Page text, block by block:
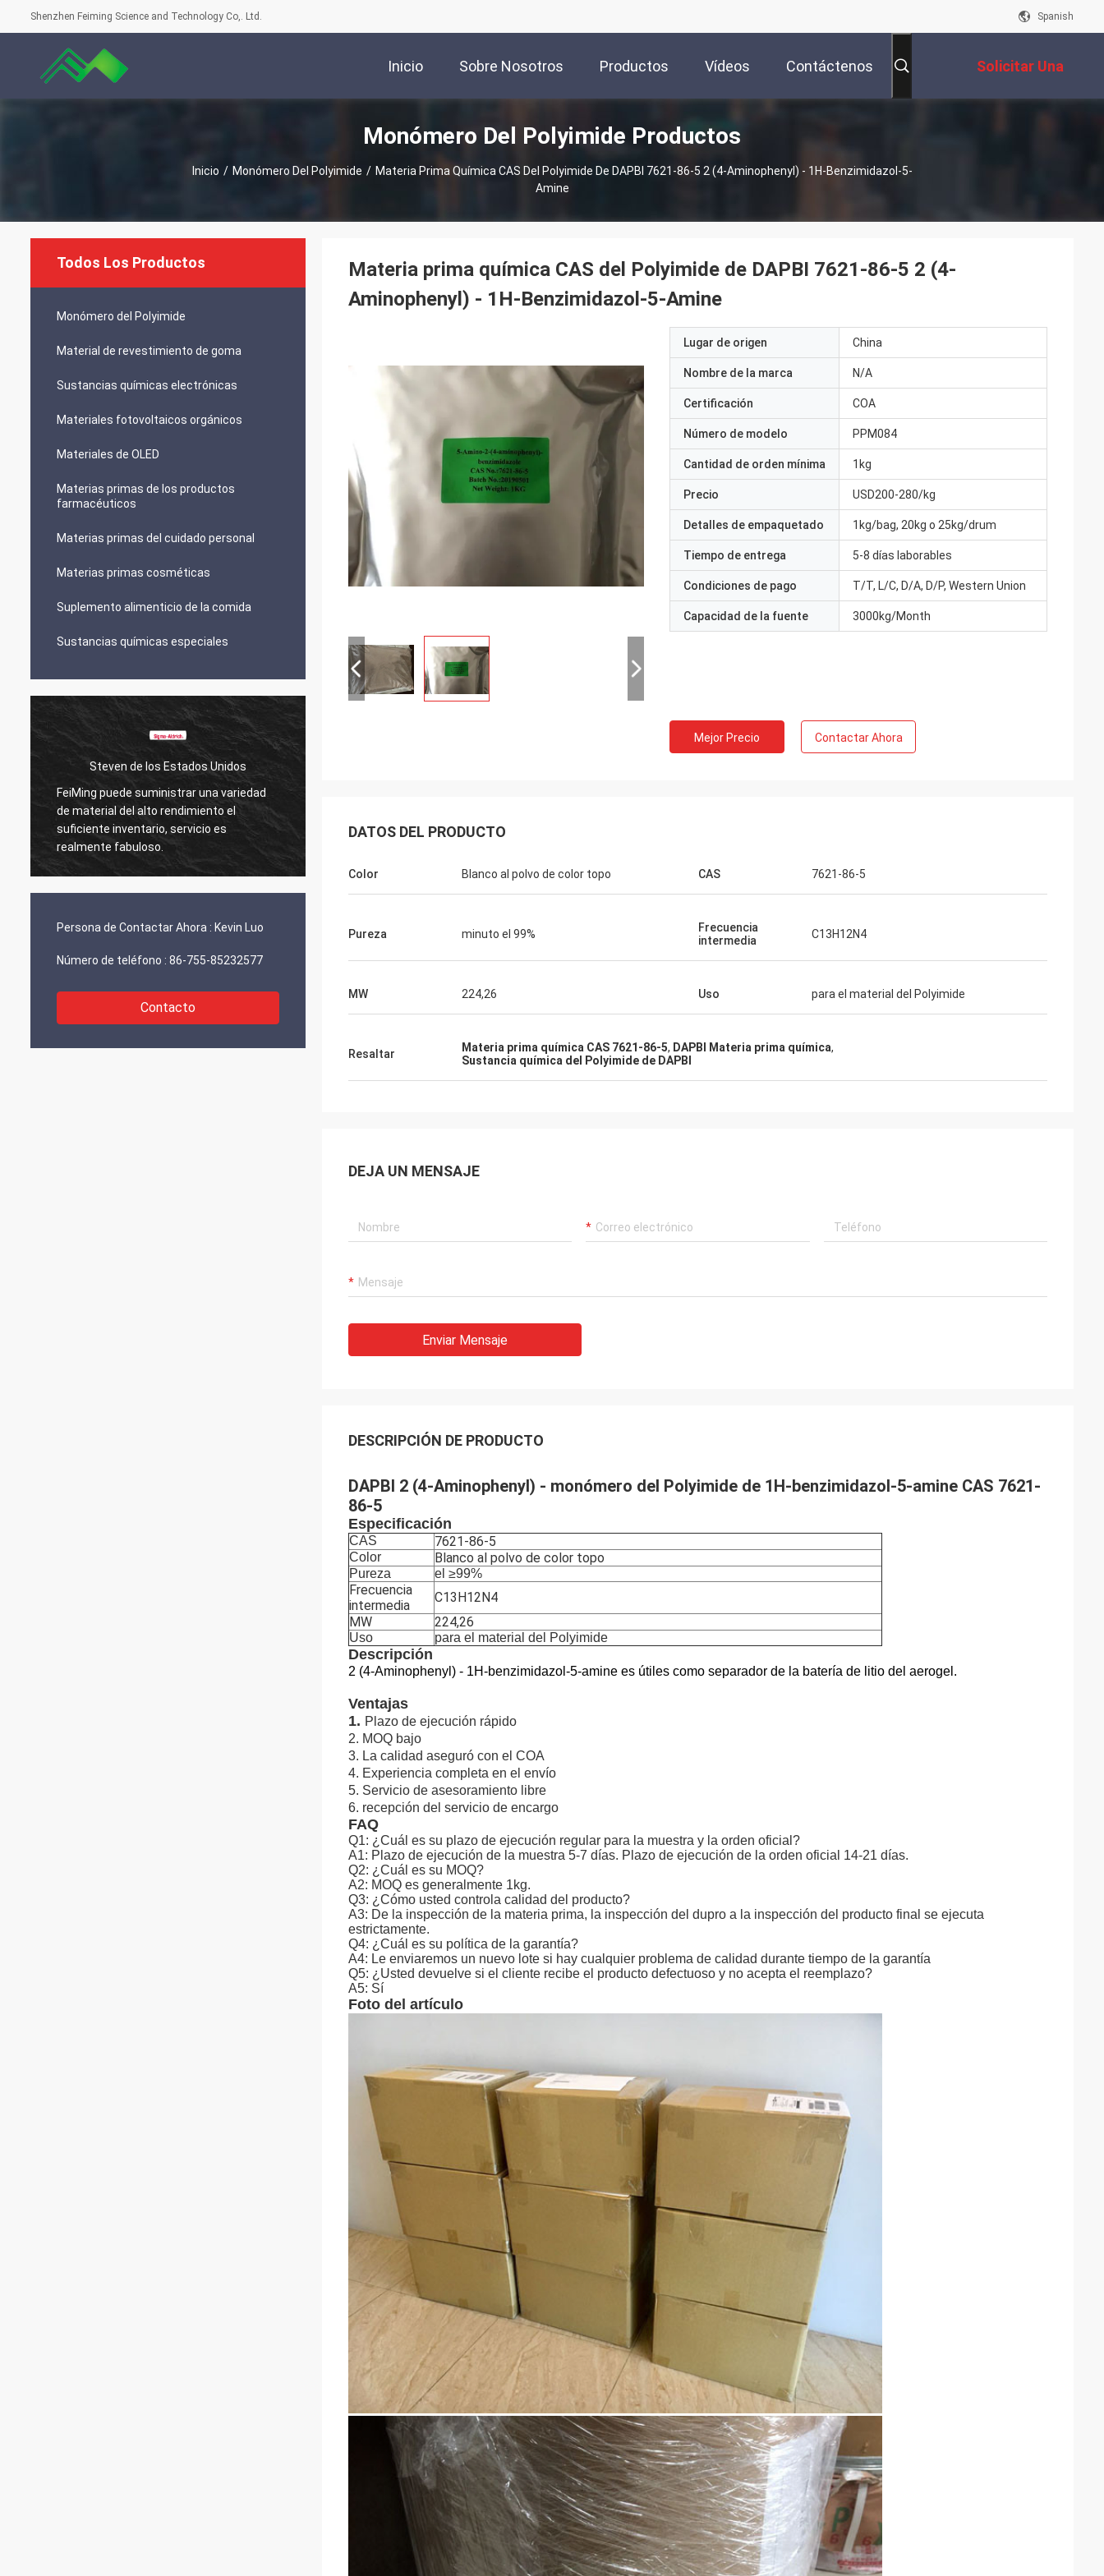
Shenzhen Feiming Science and Technology Co,. Ltd. Spanish
Inicio Sobre Nosotros Productos Vídeos Contáctenos Solicitar Una
Cotización
Monómero Del Polyimide Productos
Inicio / Monómero Del Polyimide / Materia Prima Química CAS Del Polyimide De DAPBI 7621-86-5 2 (4-Aminophenyl) - 1H-Benzimidazol-5-
Amine
Todos Los Productos
Monómero del Polyimide
Material de revestimiento de goma
Sustancias químicas electrónicas
Materiales fotovoltaicos orgánicos
Materiales de OLED
Materias primas de los productos
farmacéuticos
Materias primas del cuidado personal
Materias primas cosméticas
Suplemento alimenticio de la comida
Sustancias químicas especiales
Steven de los Estados Unidos
FeiMing puede suministrar una variedad
de material del alto rendimiento el
suficiente inventario, servicio es
realmente fabuloso.
compartiré directamente con ustedes.
Persona de Contactar Ahora : Kevin Luo
Número de teléfono : 86-755-85232577
Contacto
Materia prima química CAS del Polyimide de DAPBI 7621-86-5 2 (4-
Aminophenyl) - 1H-Benzimidazol-5-Amine
Lugar de origen China
Nombre de la marca N/A
Certificación COA
Número de modelo PPM084
Cantidad de orden mínima 1kg
Precio USD200-280/kg
Detalles de empaquetado 1kg/bag, 20kg o 25kg/drum
Tiempo de entrega 5-8 días laborables
Condiciones de pago T/T, L/C, D/A, D/P, Western Union
Capacidad de la fuente 3000kg/Month
Mejor Precio Contactar Ahora
DATOS DEL PRODUCTO
Color Blanco al polvo de color topo CAS 7621-86-5
Pureza minuto el 99%
Frecuencia
intermedia
C13H12N4
MW 224,26 Uso para el material del Polyimide
Resaltar Materia prima química CAS 7621-86-5, DAPBI Materia prima química,
Sustancia química del Polyimide de DAPBI
DEJA UN MENSAJE
Enviar Mensaje
DESCRIPCIÓN DE PRODUCTO
DAPBI 2 (4-Aminophenyl) - monómero del Polyimide de 1H-benzimidazol-5-amine CAS 7621-
86-5
Especificación
CAS 7621-86-5
Color Blanco al polvo de color topo
Pureza el ≥99%
Frecuencia
intermedia
C13H12N4
MW
224,26
Uso para el material del Polyimide
Descripción
2 (4-Aminophenyl) - 1H-benzimidazol-5-amine es útiles como separador de la batería de litio del aerogel.
Ventajas
1. Plazo de ejecución rápido
2. MOQ bajo
3. La calidad aseguró con el COA
4. Experiencia completa en el envío
5. Servicio de asesoramiento libre
6. recepción del servicio de encargo
FAQ
Q1: ¿Cuál es su plazo de ejecución regular para la muestra y la orden oficial?
A1: Plazo de ejecución de la muestra 5-7 días. Plazo de ejecución de la orden oficial 14-21 días.
Q2: ¿Cuál es su MOQ?
A2: MOQ es generalmente 1kg.
Q3: ¿Cómo usted controla calidad del producto?
A3: De la inspección de la materia prima, la inspección del dupro a la inspección del producto final se ejecuta
estrictamente.
Q4: ¿Cuál es su política de la garantía?
A4: Le enviaremos un nuevo lote si hay cualquier problema de calidad durante tiempo de la garantía
Q5: ¿Usted devuelve si el cliente recibe el producto defectuoso y no acepta el reemplazo?
A5: Sí
Foto del artículo